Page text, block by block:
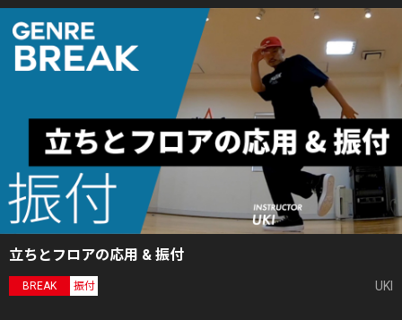
立ちとフロアの応用 & 振付
BREAK 振付 UKI